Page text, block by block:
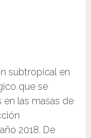
subtropical en
que se
las masas de
2018. De